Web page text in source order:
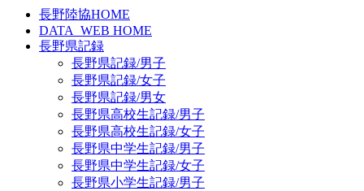
長野陸協HOME
DATA_WEB HOME
長野県記録
長野県記録/男子
長野県記録/女子
長野県記録/男女
長野県高校生記録/男子
長野県高校生記録/女子
長野県中学生記録/男子
長野県中学生記録/女子
長野県小学生記録/男子